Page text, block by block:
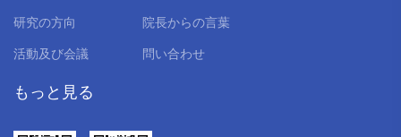
研究の方向
活動及び会議
院長からの言葉
問い合わせ
もっと見る